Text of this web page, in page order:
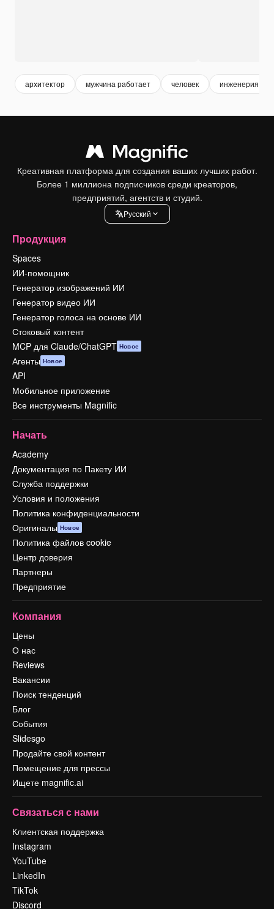
архитектор мужчина работает человек инженерия
Креативная платформа для создания ваших лучших работ.
Более 1 миллиона подписчиков среди креаторов,
предприятий, агентств и студий.
Pусский
Продукция
Spaces
ИИ-помощник
Генератор изображений ИИ
Генератор видео ИИ
Генератор голоса на основе ИИ
Стоковый контент
MCP для Claude/ChatGPT Новое
Агенты Новое
API
Мобильное приложение
Все инструменты Magnific
Начать
Academy
Документация по Пакету ИИ
Служба поддержки
Условия и положения
Политика конфиденциальности
Оригиналы Новое
Политика файлов cookie
Центр доверия
Партнеры
Предприятие
Компания
Цены
О нас
Reviews
Вакансии
Поиск тенденций
Блог
События
Slidesgo
Продайте свой контент
Помещение для прессы
Ищете magnific.ai
Связаться с нами
Клиентская поддержка
Instagram
YouTube
LinkedIn
TikTok
Discord